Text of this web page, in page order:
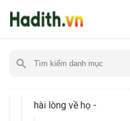
Ân phúc của việc hiếu
Allah hài lòng về họ -
hài lòng về họ -